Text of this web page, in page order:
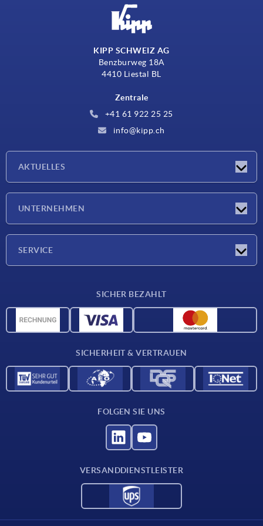
KIPP SCHWEIZ AG
Benzburweg 18A
4410 Liestal BL
Zentrale
+41 61 922 25 25
info@kipp.ch
AKTUELLES
UNTERNEHMEN
SERVICE
CAD-Daten
SICHER BEZAHLT
SICHERHEIT & VERTRAUEN
FOLGEN SIE UNS
VERSANDDIENSTLEISTER